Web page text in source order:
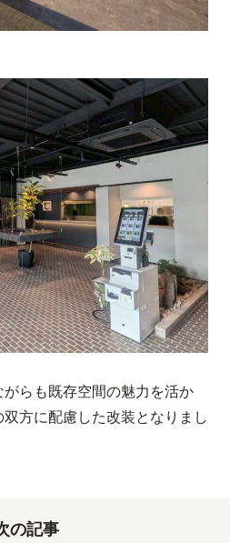
らも既存空間の魅力を活か
方に配慮した改装となりまし
の記事